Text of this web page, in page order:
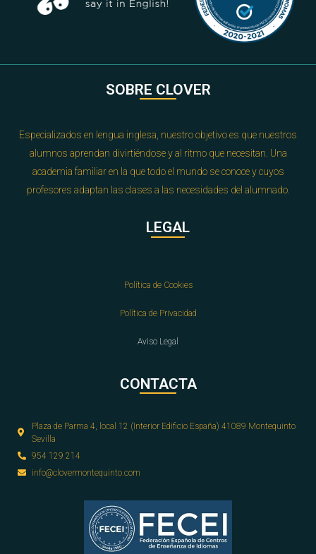
SOBRE CLOVER
Especializados en lengua inglesa, nuestro objetivo es que nuestros
alumnos aprendan divirtiéndose y al ritmo que necesitan. Una
academia familiar en la que todo el mundo se conoce y cuyos
profesores adaptan las clases a las necesidades del alumnado.
LEGAL
Política de Cookies
Política de Privacidad
Aviso Legal
CONTACTA
Plaza de Parma 4, local 12 (Interior Edificio España) 41089 Montequinto
Sevilla
954 129 214
info@clovermontequinto.com